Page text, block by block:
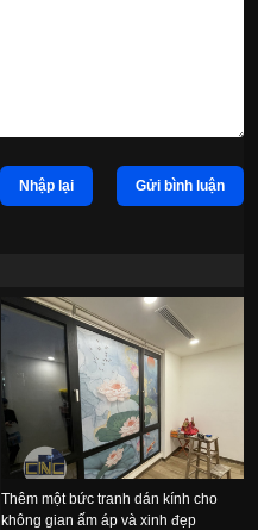
Nhập lại Gửi bình luận
Thêm một bức tranh dán kính cho
không gian ấm áp và xinh đẹp